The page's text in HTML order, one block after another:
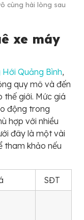
cùng hài lòng sau
xe máy
Quảng Bình,
quy mô và đến
thế giới. Mức giá
động trong
hợp với nhiều
đây là một vài
tham khảo nếu
SĐT